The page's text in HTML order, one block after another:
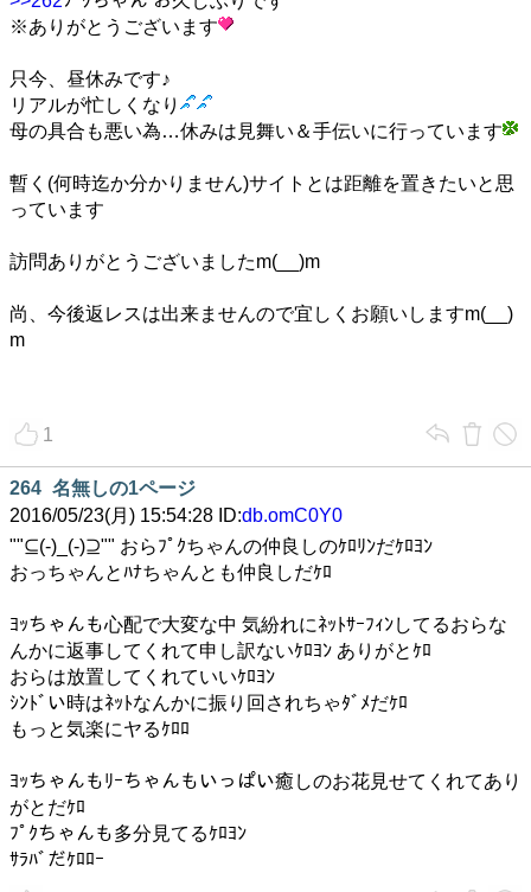
※ありがとうございます
只今、昼休みです♪
リアルが忙しくなり
母の具合も悪い為…休みは見舞い＆手伝いに行っています
暫く(何時迄か分かりません)サイトとは距離を置きたいと思
っています
訪問ありがとうございましたm(__)m
尚、今後返レスは出来ませんので宜しくお願いしますm(__)
m
1
264 名無しの1ページ
2016/05/23(月) 15:54:28 ID:db.omC0Y0
""⊆(-)_(-)⊇"" おらﾌﾟｸちゃんの仲良しのｹﾛﾘﾝだｹﾛﾖﾝ
おっちゃんとﾊﾅちゃんとも仲良しだｹﾛ
ﾖｯちゃんも心配で大変な中 気紛れにﾈｯﾄｻｰﾌｨﾝしてるおらな
んかに返事してくれて申し訳ないｹﾛﾖﾝ ありがとｹﾛ
おらは放置してくれていいｹﾛﾖﾝ
ｼﾝﾄﾞい時はﾈｯﾄなんかに振り回されちゃﾀﾞﾒだｹﾛ
もっと気楽にヤるｹﾛﾛ
ﾖｯちゃんもﾘｰちゃんもいっぱい癒しのお花見せてくれてあり
がとだｹﾛ
ﾌﾟｸちゃんも多分見てるｹﾛﾖﾝ
ｻﾗﾊﾞだｹﾛﾛｰ